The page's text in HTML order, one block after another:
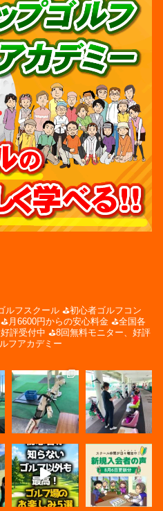
ルフスクール ⛳️初心者ゴルフコン
⛳️月6600円からの安心料金 ⛳️全国各
評受付中 ⛳️8回無料モニター、好評
フアカデミー